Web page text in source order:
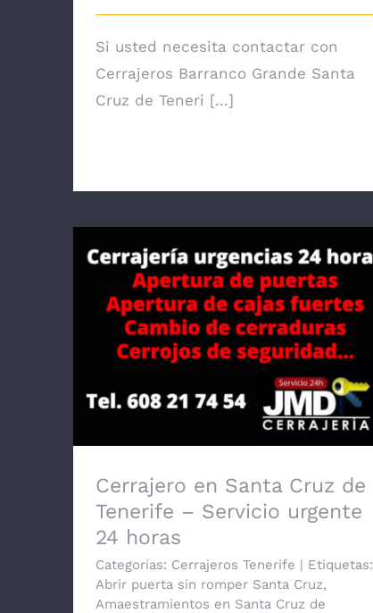
Si usted necesita contactar con
Cerrajeros Barranco Grande Santa
Cruz de Teneri [...]
Cerrajero en Santa Cruz de Tenerife –
Servicio urgente 24 horas
Cerrajero en Santa Cruz de
Tenerife – Servicio urgente
24 horas
Categorías: Cerrajeros Tenerife | Etiquetas:
Abrir puerta sin romper Santa Cruz,
Amaestramientos en Santa Cruz de